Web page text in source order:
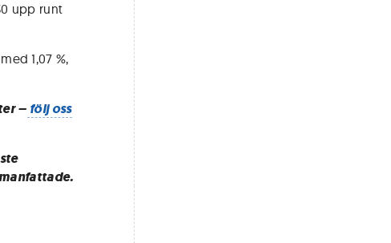
upp runt
1,07 %,
– följ oss